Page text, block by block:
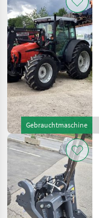
Gebrauchtmaschine